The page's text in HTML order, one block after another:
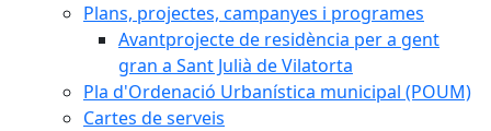
Plans, projectes, campanyes i programes
Avantprojecte de residència per a gent
gran a Sant Julià de Vilatorta
Pla d'Ordenació Urbanística municipal (POUM)
Cartes de serveis